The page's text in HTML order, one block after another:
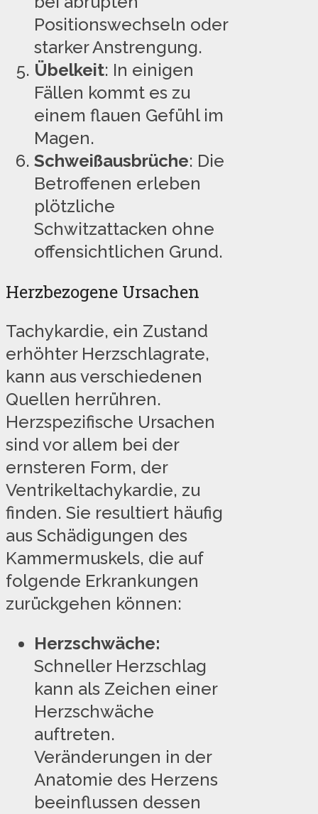
Positionswechseln oder
starker Anstrengung.
Übelkeit: In einigen
Fällen kommt es zu
einem flauen Gefühl im
Magen.
Schweißausbrüche: Die
Betroffenen erleben
plötzliche
Schwitzattacken ohne
offensichtlichen Grund.
Herzbezogene Ursachen
Tachykardie, ein Zustand
erhöhter Herzschlagrate,
kann aus verschiedenen
Quellen herrühren.
Herzspezifische Ursachen
sind vor allem bei der
ernsteren Form, der
Ventrikeltachykardie, zu
finden. Sie resultiert häufig
aus Schädigungen des
Kammermuskels, die auf
folgende Erkrankungen
zurückgehen können:
Herzschwäche:
Schneller Herzschlag
kann als Zeichen einer
Herzschwäche
auftreten.
Veränderungen in der
Anatomie des Herzens
beeinflussen dessen